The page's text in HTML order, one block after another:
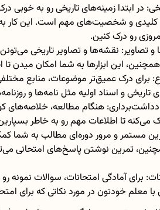
در ابتدا زمینه‌های تاریخی رو به
کلیدی و شخصیت‌های مهم است. این کار به
رو درک کنین.
و تصاویر: نقشه‌ها و تصاویر تاریخی
این ابزارها به شما امکان میدن
برای درک عمیق‌تر موضوعات، منابع
تاریخی و اسناد اولیه مثل نامه‌ها و
هنگام مطالعه، خلاصه‌های
می‌کنه تا اطلاعات مهم رو به خاطر
مستمر و مرور دوره‌ای مطالب به شما
تمرین نوشتن پاسخ‌های امتحانی
برای آمادگی امتحانات، سوالات
معلم خودتون در مورد نکاتی که برای